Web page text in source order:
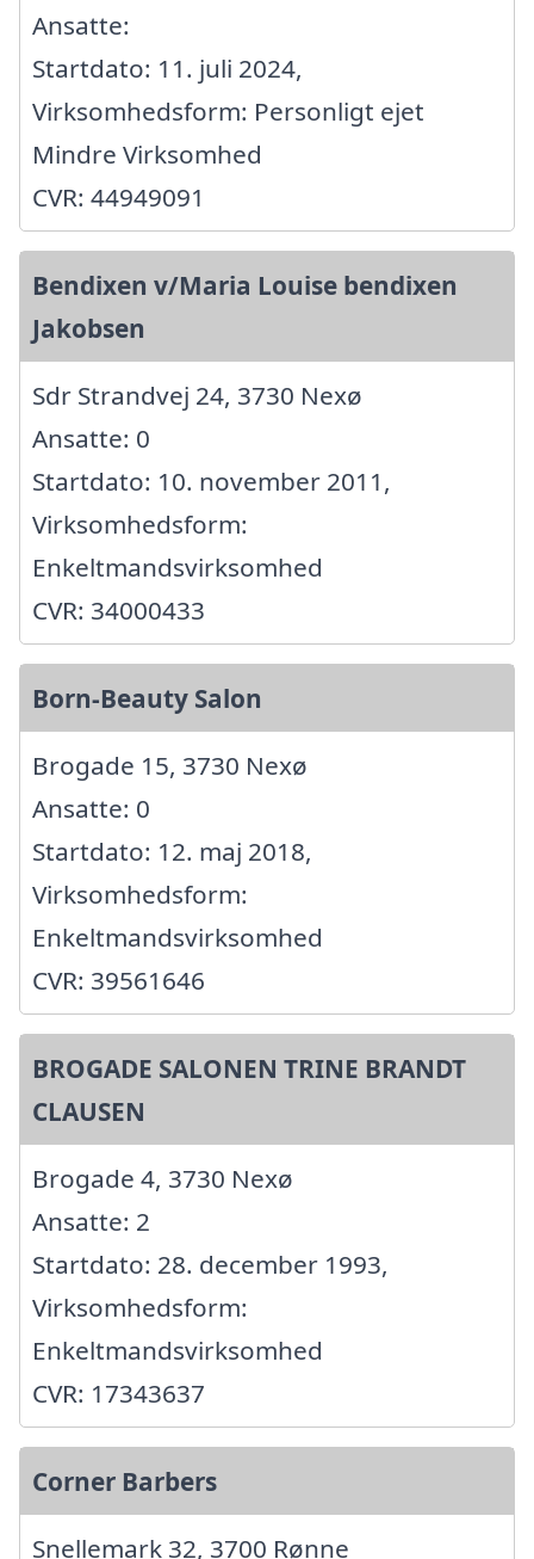
Ansatte:
Startdato: 11. juli 2024,
Virksomhedsform: Personligt ejet
Mindre Virksomhed
CVR: 44949091
Bendixen v/Maria Louise bendixen
Jakobsen
Sdr Strandvej 24, 3730 Nexø
Ansatte: 0
Startdato: 10. november 2011,
Virksomhedsform:
Enkeltmandsvirksomhed
CVR: 34000433
Born-Beauty Salon
Brogade 15, 3730 Nexø
Ansatte: 0
Startdato: 12. maj 2018,
Virksomhedsform:
Enkeltmandsvirksomhed
CVR: 39561646
BROGADE SALONEN TRINE BRANDT
CLAUSEN
Brogade 4, 3730 Nexø
Ansatte: 2
Startdato: 28. december 1993,
Virksomhedsform:
Enkeltmandsvirksomhed
CVR: 17343637
Corner Barbers
Snellemark 32, 3700 Rønne